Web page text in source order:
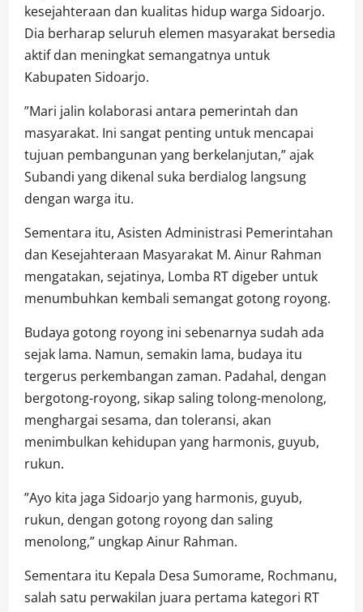
kesejahteraan dan kualitas hidup warga Sidoarjo.
Dia berharap seluruh elemen masyarakat bersedia
aktif dan meningkat semangatnya untuk
Kabupaten Sidoarjo.
”Mari jalin kolaborasi antara pemerintah dan
masyarakat. Ini sangat penting untuk mencapai
tujuan pembangunan yang berkelanjutan,” ajak
Subandi yang dikenal suka berdialog langsung
dengan warga itu.
Sementara itu, Asisten Administrasi Pemerintahan
dan Kesejahteraan Masyarakat M. Ainur Rahman
mengatakan, sejatinya, Lomba RT digeber untuk
menumbuhkan kembali semangat gotong royong.
Budaya gotong royong ini sebenarnya sudah ada
sejak lama. Namun, semakin lama, budaya itu
tergerus perkembangan zaman. Padahal, dengan
bergotong-royong, sikap saling tolong-menolong,
menghargai sesama, dan toleransi, akan
menimbulkan kehidupan yang harmonis, guyub,
rukun.
”Ayo kita jaga Sidoarjo yang harmonis, guyub,
rukun, dengan gotong royong dan saling
menolong,” ungkap Ainur Rahman.
Sementara itu Kepala Desa Sumorame, Rochmanu,
salah satu perwakilan juara pertama kategori RT